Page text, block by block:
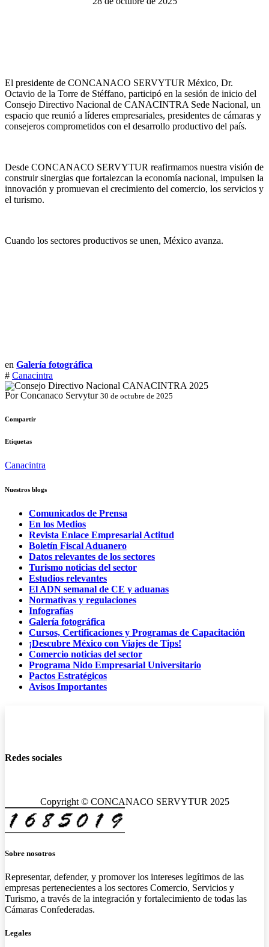
El presidente de CONCANACO SERVYTUR México, Dr.
Octavio de la Torre de Stéffano, participó en la sesión de inicio del
Consejo Directivo Nacional de CANACINTRA Sede Nacional, un
espacio que reunió a líderes empresariales, presidentes de cámaras y
consejeros comprometidos con el desarrollo productivo del país.
Desde CONCANACO SERVYTUR reafirmamos nuestra visión de
construir sinergias que fortalezcan la economía nacional, impulsen la
innovación y promuevan el crecimiento del comercio, los servicios y
el turismo.
Cuando los sectores productivos se unen, México avanza.
en Galería fotográfica
# Canacintra
Por Concanaco Servytur 30 de octubre de 2025
Compartir
Etiquetas
Canacintra
Nuestros blogs
Comunicados de Prensa
En los Medios
Revista Enlace Empresarial Actitud
Boletín Fiscal Aduanero
Datos relevantes de los sectores
Turismo noticias del sector
Estudios relevantes
El ADN semanal de CE y aduanas
Normativas y regulaciones
Infografías
Galería fotográfica
Cursos, Certificaciones y Programas de Capacitación
¡Descubre México con Viajes de Tips!
Comercio noticias del sector
Programa Nido Empresarial Universitario
Pactos Estratégicos
Avisos Importantes
Redes sociales
Copyright © CONCANACO SERVYTUR 2025
Sobre nosotros
Representar, defender, y promover los intereses legítimos de las
empresas pertenecientes a los sectores Comercio, Servicios y
Turismo, a través de la integración y fortalecimiento de todas las
Cámaras Confederadas.
Legales